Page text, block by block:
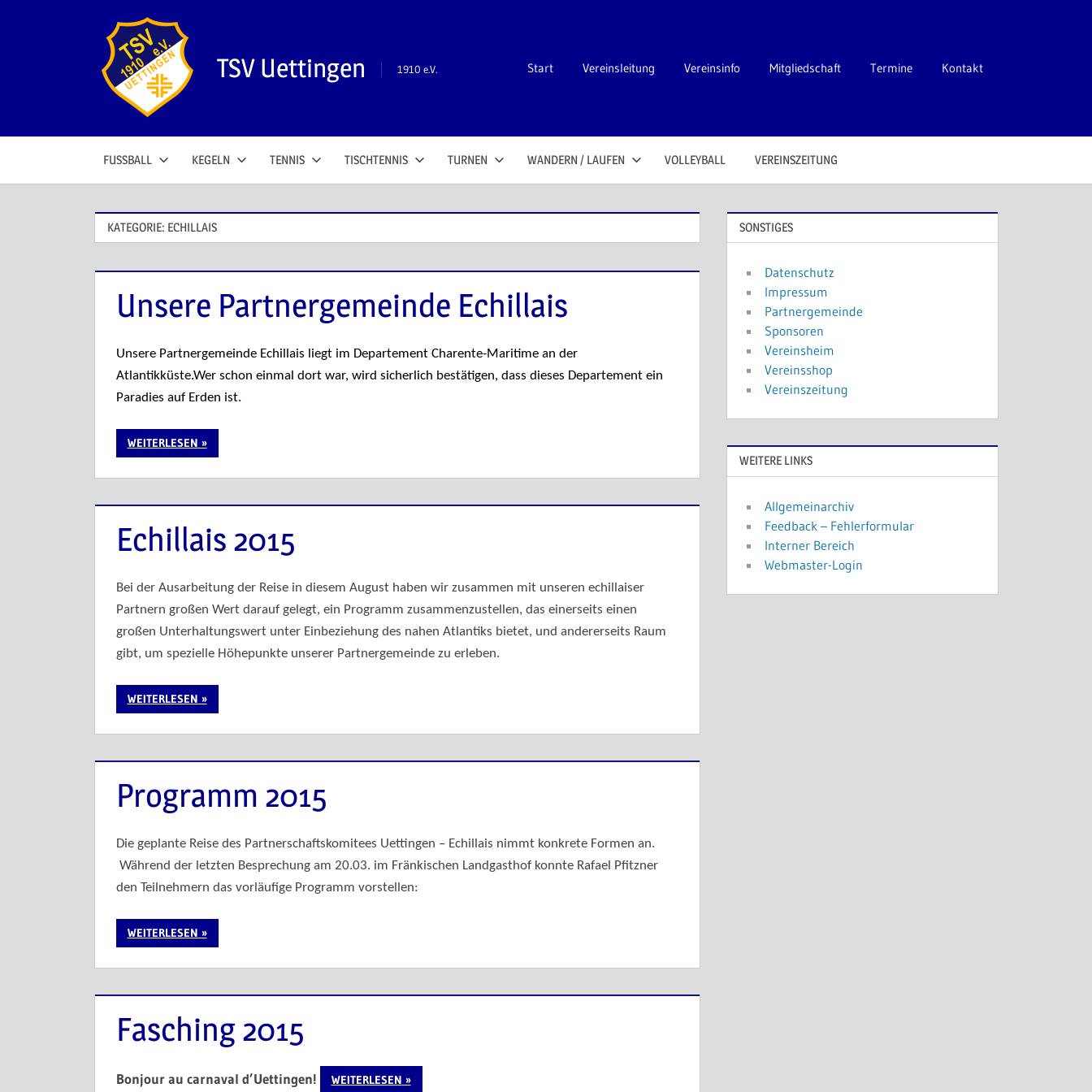
TSV Uettingen 1910 e.V. Start Vereinsleitung Vereinsinfo Mitgliedschaft Termine Kontakt
FUSSBALL KEGELN TENNIS TISCHTENNIS TURNEN WANDERN / LAUFEN VOLLEYBALL VEREINSZEITUNG
KATEGORIE: ECHILLAIS
Unsere Partnergemeinde Echillais
Unsere Partnergemeinde Echillais liegt im Departement Charente-Maritime an der
Atlantikküste.Wer schon einmal dort war, wird sicherlich bestätigen, dass dieses Departement ein
Paradies auf Erden ist.
WEITERLESEN
Echillais 2015
Bei der Ausarbeitung der Reise in diesem August haben wir zusammen mit unseren echillaiser
Partnern großen Wert darauf gelegt, ein Programm zusammenzustellen, das einerseits einen
großen Unterhaltungswert unter Einbeziehung des nahen Atlantiks bietet, und andererseits Raum
gibt, um spezielle Höhepunkte unserer Partnergemeinde zu erleben.
WEITERLESEN
Programm 2015
Die geplante Reise des Partnerschaftskomitees Uettingen – Echillais nimmt konkrete Formen an.
Während der letzten Besprechung am 20.03. im Fränkischen Landgasthof konnte Rafael Pfitzner
den Teilnehmern das vorläufige Programm vorstellen:
WEITERLESEN
Fasching 2015
Bonjour au carnaval d’Uettingen! WEITERLESEN
SONSTIGES
Datenschutz
Impressum
Partnergemeinde
Sponsoren
Vereinsheim
Vereinsshop
Vereinszeitung
WEITERE LINKS
Allgemeinarchiv
Feedback – Fehlerformular
Interner Bereich
Webmaster-Login